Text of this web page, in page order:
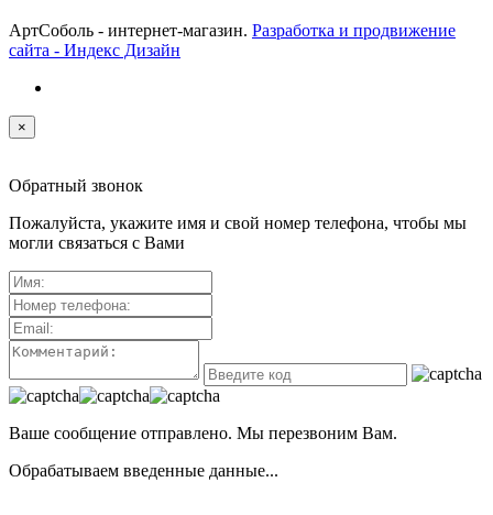
АртСоболь - интернет-магазин. Разработка и продвижение
сайта - Индекс Дизайн
×
Обратный звонок
Пожалуйста, укажите имя и свой номер телефона, чтобы мы
могли связаться с Вами
Ваше сообщение отправлено. Мы перезвоним Вам.
Обрабатываем введенные данные...